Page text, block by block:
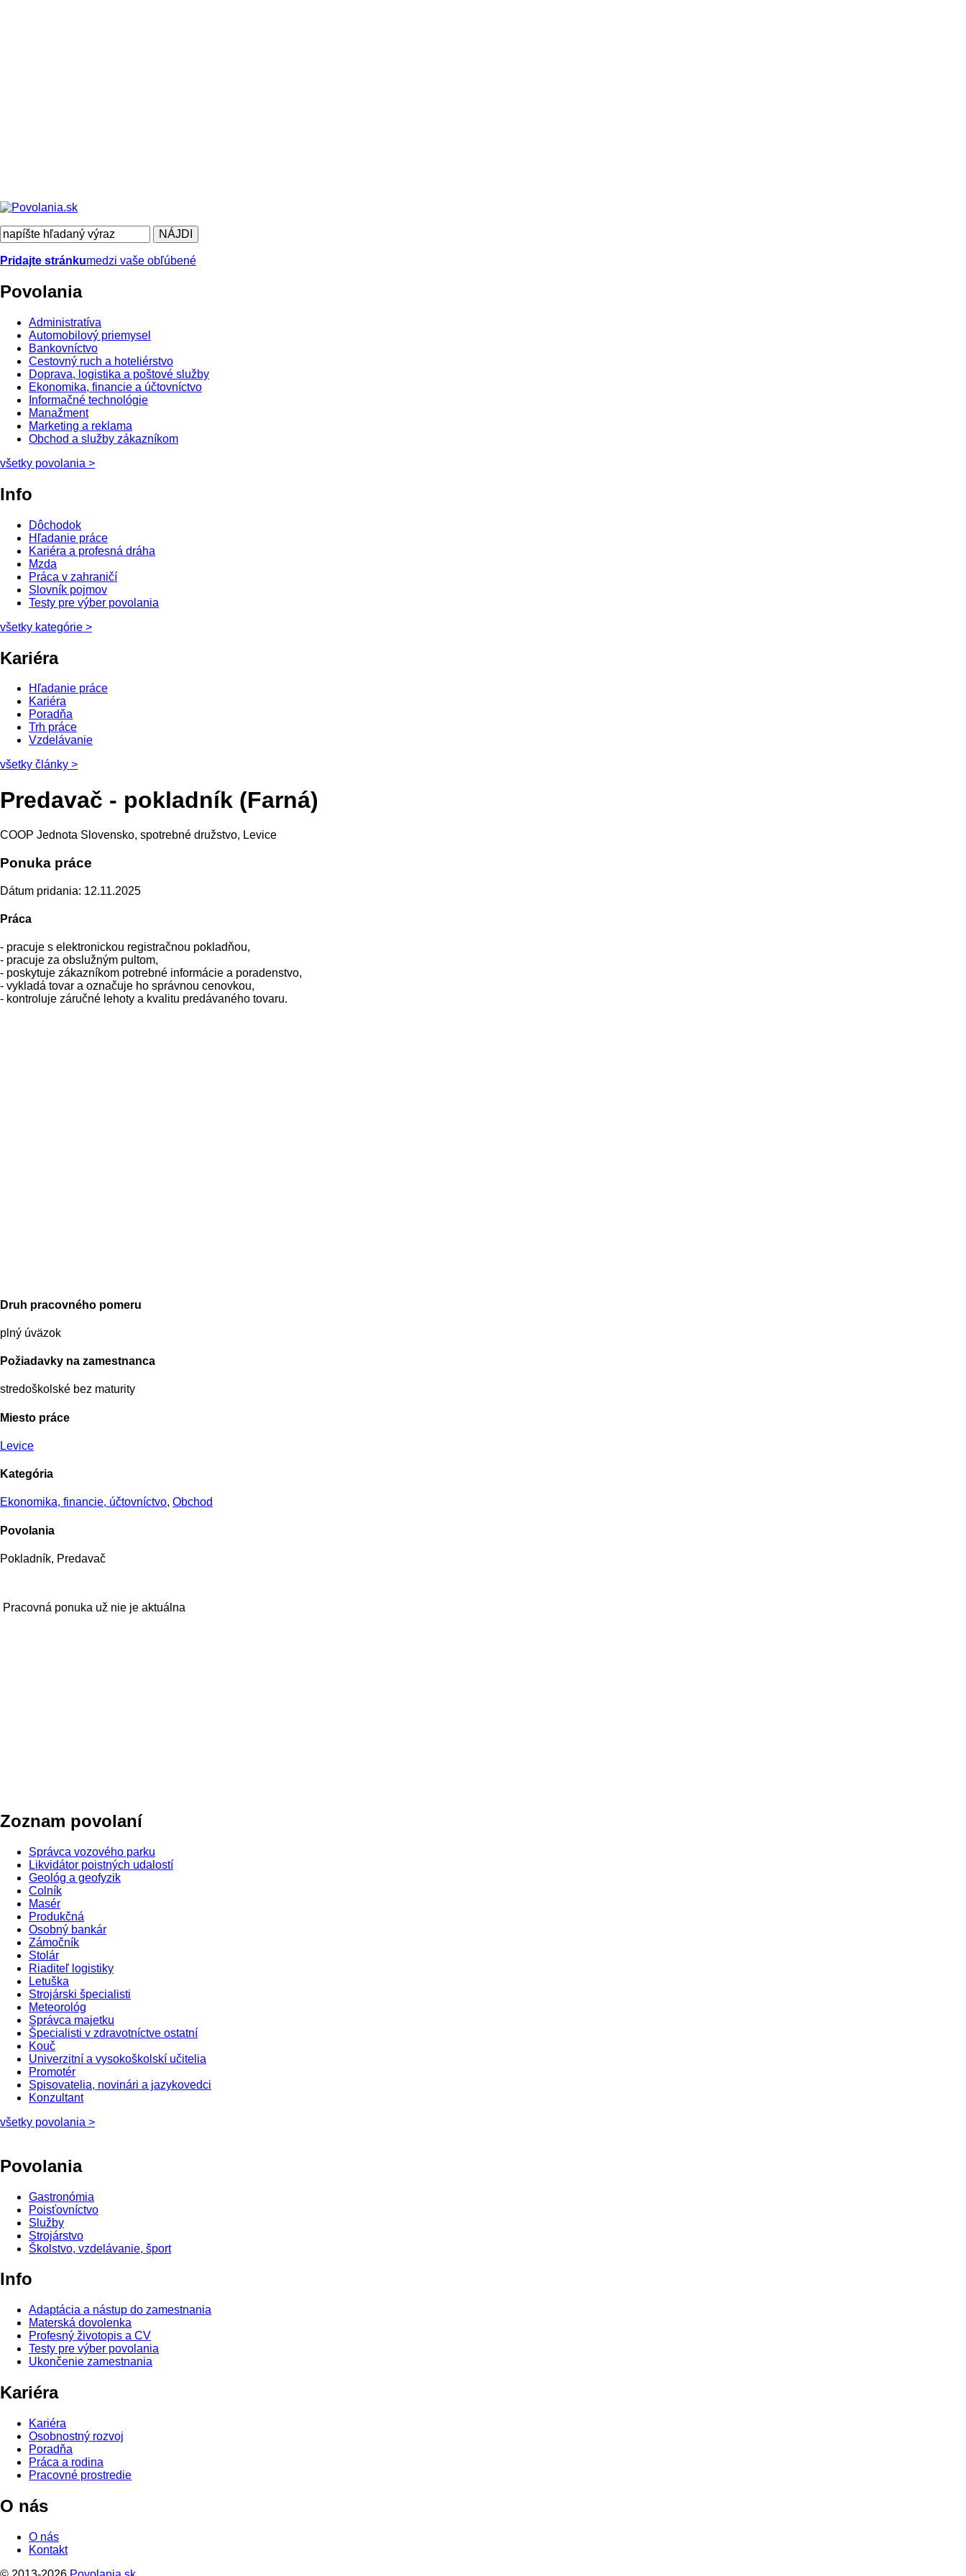
Pridajte stránkumedzi vaše obľúbené
Povolania
Administratíva
Automobilový priemysel
Bankovníctvo
Cestovný ruch a hoteliérstvo
Doprava, logistika a poštové služby
Ekonomika, financie a účtovníctvo
Informačné technológie
Manažment
Marketing a reklama
Obchod a služby zákazníkom
všetky povolania >
Info
Dôchodok
Hľadanie práce
Kariéra a profesná dráha
Mzda
Práca v zahraničí
Slovník pojmov
Testy pre výber povolania
všetky kategórie >
Kariéra
Hľadanie práce
Kariéra
Poradňa
Trh práce
Vzdelávanie
všetky články >
Predavač - pokladník (Farná)
COOP Jednota Slovensko, spotrebné družstvo, Levice
Ponuka práce
Dátum pridania: 12.11.2025
Práca
- pracuje s elektronickou registračnou pokladňou,
- pracuje za obslužným pultom,
- poskytuje zákazníkom potrebné informácie a poradenstvo,
- vykladá tovar a označuje ho správnou cenovkou,
- kontroluje záručné lehoty a kvalitu predávaného tovaru.
Druh pracovného pomeru
plný úväzok
Požiadavky na zamestnanca
stredoškolské bez maturity
Miesto práce
Levice
Kategória
Ekonomika, financie, účtovníctvo, Obchod
Povolania
Pokladník, Predavač
Pracovná ponuka už nie je aktuálna
Zoznam povolaní
Správca vozového parku
Likvidátor poistných udalostí
Geológ a geofyzik
Colník
Masér
Produkčná
Osobný bankár
Zámočník
Stolár
Riaditeľ logistiky
Letuška
Strojárski špecialisti
Meteorológ
Správca majetku
Špecialisti v zdravotníctve ostatní
Kouč
Univerzitní a vysokoškolskí učitelia
Promotér
Spisovatelia, novinári a jazykovedci
Konzultant
všetky povolania >
Povolania
Gastronómia
Poisťovníctvo
Služby
Strojárstvo
Školstvo, vzdelávanie, šport
Info
Adaptácia a nástup do zamestnania
Materská dovolenka
Profesný životopis a CV
Testy pre výber povolania
Ukončenie zamestnania
Kariéra
Kariéra
Osobnostný rozvoj
Poradňa
Práca a rodina
Pracovné prostredie
O nás
O nás
Kontakt